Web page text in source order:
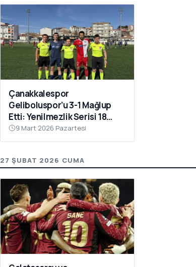
Çanakkalespor
Geliboluspor’u 3-1 Mağlup
Etti: Yenilmezlik Serisi 18
Maça Çıktı
9 Mart 2026 Pazartesi
27 ŞUBAT 2026 CUMA